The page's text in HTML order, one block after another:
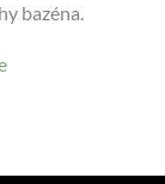
bazéna.